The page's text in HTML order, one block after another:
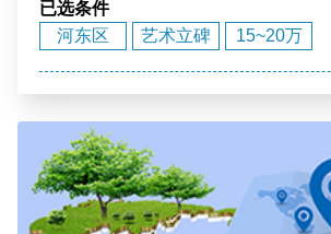
已选条件
河东区
艺术立碑 15~20万